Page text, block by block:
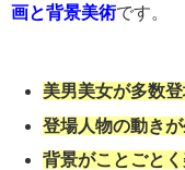
画と背景美術です。
美男美女が多数
登場人物の動き
背景がことごと